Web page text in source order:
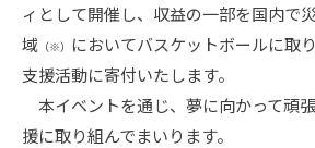
ィとして開催し、収益の一部を国内で
域 （※） においてバスケットボールに取
支援活動に寄付いたします。
本イベントを通じ、夢に向かって頑
援に取り組んでまいります。